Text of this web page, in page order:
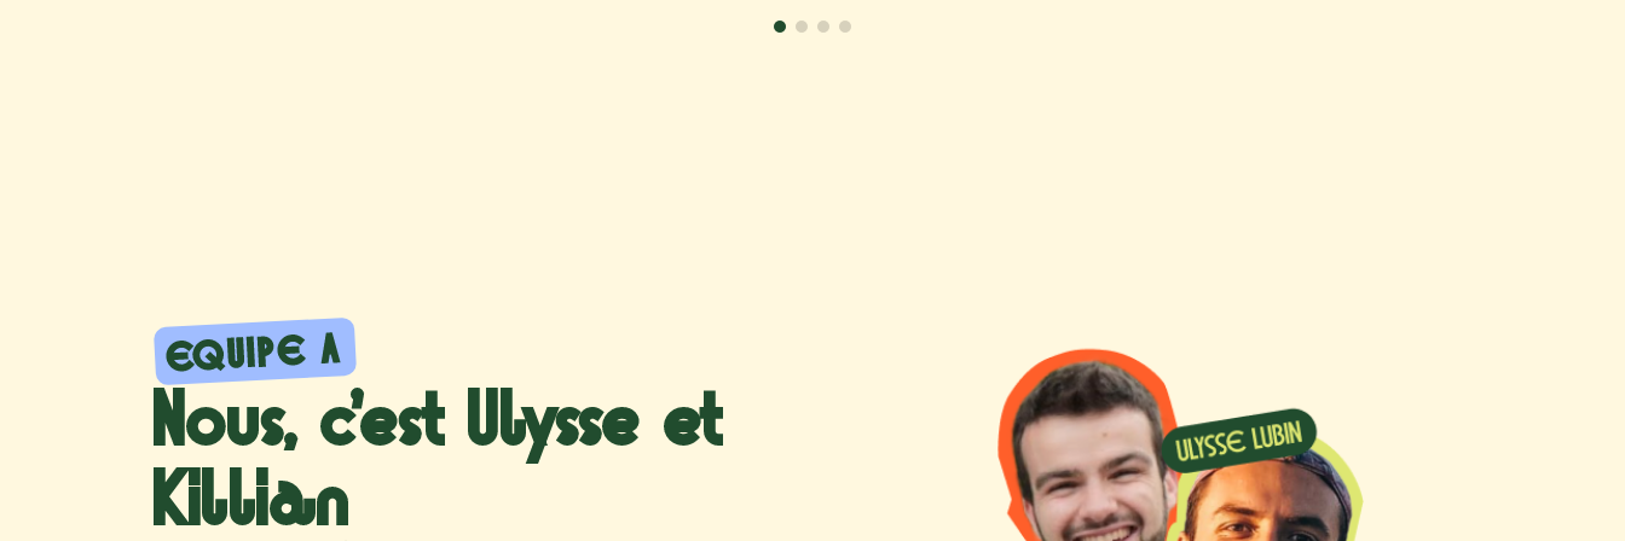
EQUIPE A
Nous, c’est Ulysse et
Killian